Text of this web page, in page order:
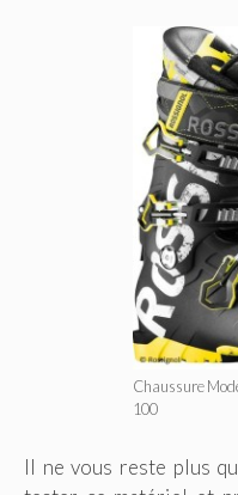
Chaussure
100
Il ne vous reste plus